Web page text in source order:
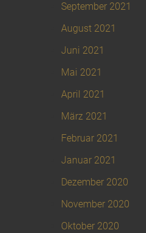
September 2021
August 2021
Juni 2021
Mai 2021
April 2021
März 2021
Februar 2021
Januar 2021
Dezember 2020
November 2020
Oktober 2020